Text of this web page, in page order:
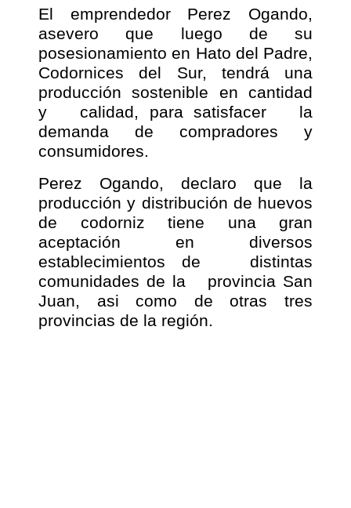
El emprendedor Perez Ogando,
asevero que luego de su
posesionamiento en Hato del Padre,
Codornices del Sur, tendrá una
producción sostenible en cantidad
y
calidad, para satisfacer
la
demanda de compradores y
consumidores.
Perez Ogando, declaro que la
producción y distribución de huevos
de codorniz tiene una gran
aceptación en diversos
establecimientos de
distintas
comunidades de la
provincia San
Juan, asi como de otras tres
provincias de la región.